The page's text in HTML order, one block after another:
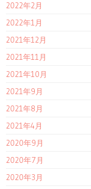
2022年2月
2022年1月
2021年12月
2021年11月
2021年10月
2021年9月
2021年8月
2021年4月
2020年9月
2020年7月
2020年3月